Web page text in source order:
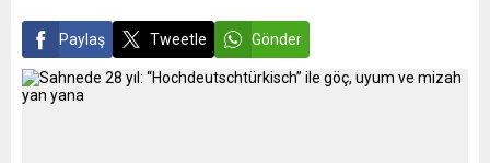
Paylaş Tweetle Gönder